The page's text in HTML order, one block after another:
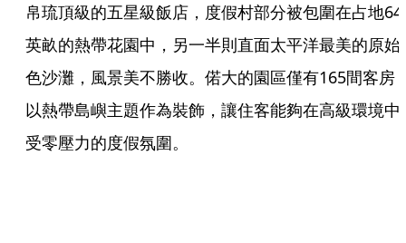
帛琉頂級的五星級飯店，度假村部分被包圍在占地64
英畝的熱帶花園中，另一半則直面太平洋最美的原始
色沙灘，風景美不勝收。偌大的園區僅有165間客房
以熱帶島嶼主題作為裝飾，讓住客能夠在高級環境中
受零壓力的度假氛圍。